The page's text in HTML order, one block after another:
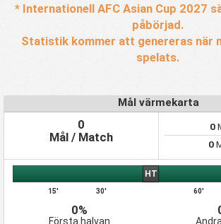
* Internationell AFC Asian Cup 2027
påbörjad.
Statistik kommer att genereras när
spelats.
Mål värmekarta
0
Mål / Match
0
0
15' 30'
HT
60'
0%
Första halvan